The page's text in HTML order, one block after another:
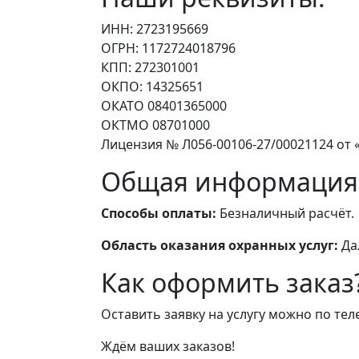
ИНН: 2723195669
ОГРН: 1172724018796
КПП: 272301001
ОКПО: 14325651
ОКАТО 08401365000
ОКТМО 08701000
Лицензия № Л056-00106-27/00021124 от
Общая
Способы оплаты: Безналичный расчёт.
Область оказания охранных услуг:
Как оформить
Оставить заявку на услугу можно по
Ждём ваших заказов!